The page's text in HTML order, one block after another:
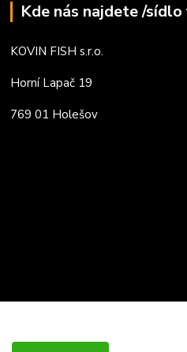
Kde nás najdete /
KOVIN FISH s.r.o.
Horní Lapač 19
769 01 Holešov